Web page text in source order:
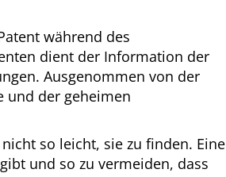
während des
dient der Information der
Ausgenommen von der
und der geheimen
so leicht, sie zu finden. Eine
und so zu vermeiden, dass